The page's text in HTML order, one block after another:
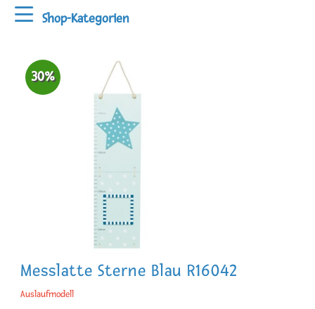
Shop-Kategorien
Messlatte Sterne Blau R16042
Auslaufmodell
30%